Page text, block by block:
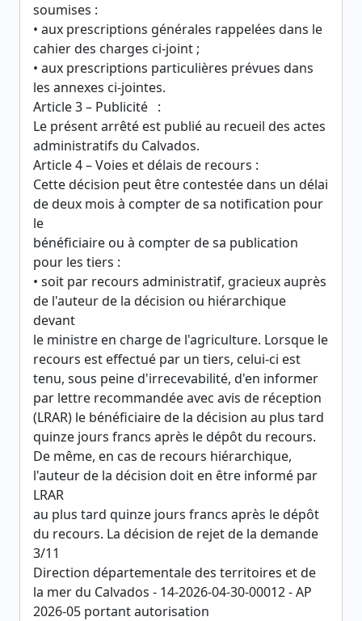
soumises :
• aux prescriptions générales rappelées dans le
cahier des charges ci-joint ;
• aux prescriptions particulières prévues dans
les annexes ci-jointes.
Article 3 – Publicité :
Le présent arrêté est publié au recueil des actes
administratifs du Calvados.
Article 4 – Voies et délais de recours :
Cette décision peut être contestée dans un délai
de deux mois à compter de sa notification pour
le
bénéficiaire ou à compter de sa publication
pour les tiers :
• soit par recours administratif, gracieux auprès
de l'auteur de la décision ou hiérarchique
devant
le ministre en charge de l'agriculture. Lorsque le
recours est effectué par un tiers, celui-ci est
tenu, sous peine d'irrecevabilité, d'en informer
par lettre recommandée avec avis de réception
(LRAR) le bénéficiaire de la décision au plus tard
quinze jours francs après le dépôt du recours.
De même, en cas de recours hiérarchique,
l'auteur de la décision doit en être informé par
LRAR
au plus tard quinze jours francs après le dépôt
du recours. La décision de rejet de la demande
3/11
Direction départementale des territoires et de
la mer du Calvados - 14-2026-04-30-00012 - AP
2026-05 portant autorisation